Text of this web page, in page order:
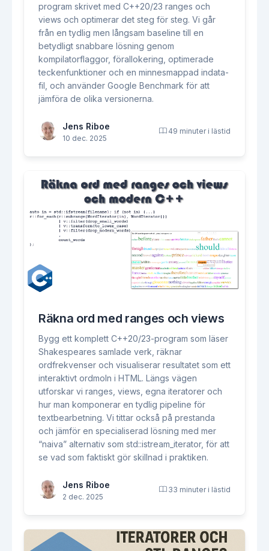
program skrivet med C++20/23 ranges och
views och optimerar det steg för steg. Vi går
från en tydlig men långsam baseline till en
betydligt snabbare lösning genom
kompilatorflaggor, förallokering, optimerade
teckenfunktioner och en minnesmappad indata-
fil, och använder Google Benchmark för att
jämföra de olika versionerna.
Jens Riboe
10 dec. 2025
49 minuter i lästid
Räkna ord med ranges och views
Bygg ett komplett C++20/23-program som läser
Shakespeares samlade verk, räknar
ordfrekvenser och visualiserar resultatet som ett
interaktivt ordmoln i HTML. Längs vägen
utforskar vi ranges, views, egna iteratorer och
hur man komponerar en tydlig pipeline för
textbearbetning. Vi tittar också på prestanda
och jämför en specialiserad lösning med mer
“naiva” alternativ som std::istream_iterator, för att
se vad som faktiskt gör skillnad i praktiken.
Jens Riboe
2 dec. 2025
33 minuter i lästid